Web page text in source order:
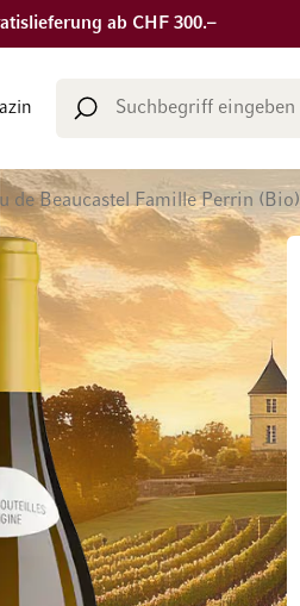
ab CHF 300.–
Suche
de Beaucastel Famille Perrin (Bio)